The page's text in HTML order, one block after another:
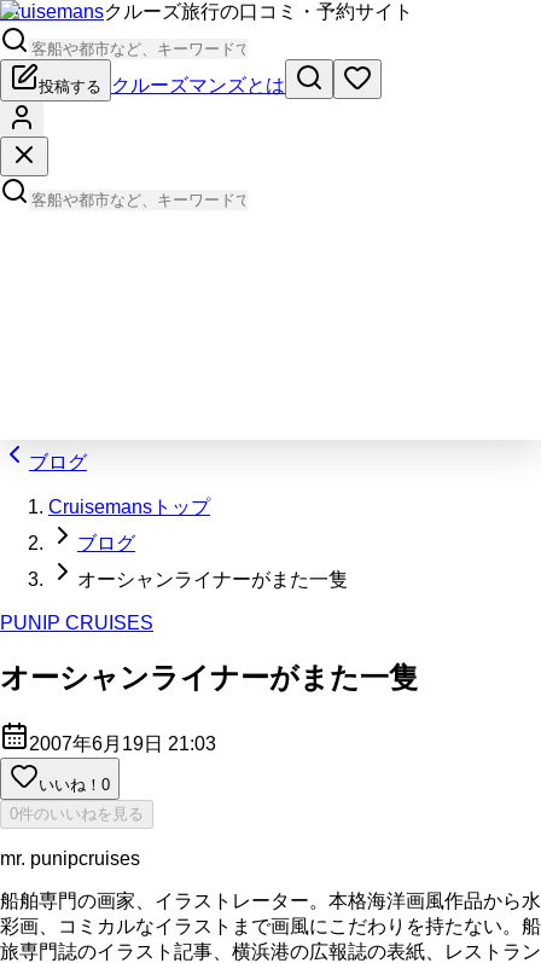
Cruisemansクルーズ旅行の口コミ・予約サイト
投稿する クルーズマンズとは
ブログ
Cruisemansトップ
ブログ
オーシャンライナーがまた一隻
PUNIP CRUISES
オーシャンライナーがまた一隻
2007年6月19日 21:03
いいね！ 0
0件のいいねを見る
mr. punipcruises
船舶専門の画家、イラストレーター。本格海洋画風作品から水
彩画、コミカルなイラストまで画風にこだわりを持たない。船
旅専門誌のイラスト記事、横浜港の広報誌の表紙、レストラン